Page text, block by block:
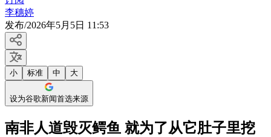
李穗婷
发布/2026年5月5日 11:53
小 标准 中 大
设为谷歌新闻首选来源
南非人道毁灭鳄鱼 就为了从它肚子里挖